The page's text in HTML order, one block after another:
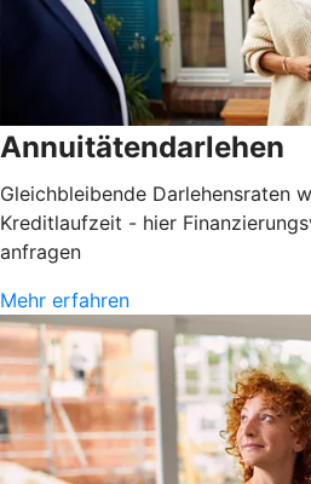
Annuitätendarlehen
Gleichbleibende Darlehensraten
Kreditlaufzeit - hier
anfragen
Mehr erfahren